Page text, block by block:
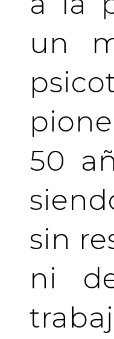
un
50
sin
ni